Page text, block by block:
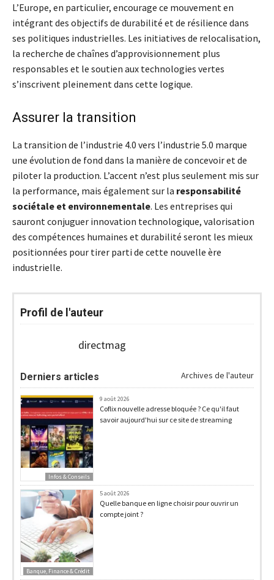
L’Europe, en particulier, encourage ce mouvement en
intégrant des objectifs de durabilité et de résilience dans
ses politiques industrielles. Les initiatives de relocalisation,
la recherche de chaînes d’approvisionnement plus
responsables et le soutien aux technologies vertes
s’inscrivent pleinement dans cette logique.
Assurer la transition
La transition de l’industrie 4.0 vers l’industrie 5.0 marque
une évolution de fond dans la manière de concevoir et de
piloter la production. L’accent n’est plus seulement mis sur
la performance, mais également sur la responsabilité
sociétale et environnementale. Les entreprises qui
sauront conjuguer innovation technologique, valorisation
des compétences humaines et durabilité seront les mieux
positionnées pour tirer parti de cette nouvelle ère
industrielle.
Profil de l'auteur
directmag
Derniers articles Archives de l'auteur
Infos & Conseils
9 août 2026
Coflix nouvelle adresse bloquée ? Ce qu'il faut
savoir aujourd'hui sur ce site de streaming
Banque, Finance & Crédit
5 août 2026
Quelle banque en ligne choisir pour ouvrir un
compte joint ?